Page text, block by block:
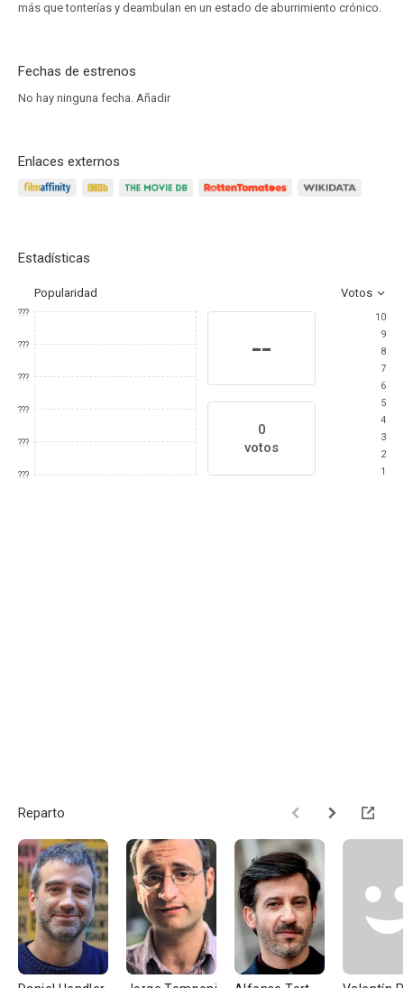
más que tonterías y deambulan en un estado de aburrimiento crónico.
Fechas de estrenos
No hay ninguna fecha. Añadir
Enlaces externos
Estadísticas
Popularidad Votos
???
???
???
???
???
???
--
0
votos
10
9
8
7
6
5
4
3
2
1
Reparto